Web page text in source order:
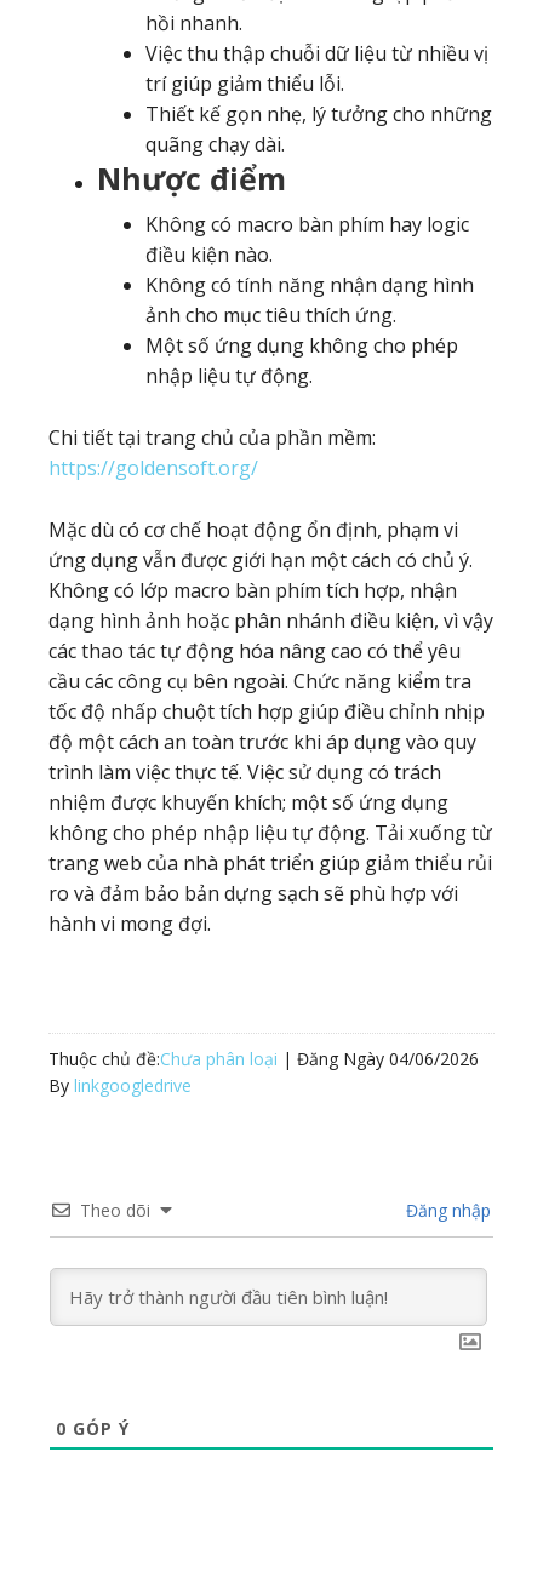
hồi nhanh.
Việc thu thập chuỗi dữ liệu từ nhiều vị
trí giúp giảm thiểu lỗi.
Thiết kế gọn nhẹ, lý tưởng cho những
quãng chạy dài.
Nhược điểm
Không có macro bàn phím hay logic
điều kiện nào.
Không có tính năng nhận dạng hình
ảnh cho mục tiêu thích ứng.
Một số ứng dụng không cho phép
nhập liệu tự động.
Chi tiết tại trang chủ của phần mềm:
https://goldensoft.org/
Mặc dù có cơ chế hoạt động ổn định, phạm vi
ứng dụng vẫn được giới hạn một cách có chủ ý.
Không có lớp macro bàn phím tích hợp, nhận
dạng hình ảnh hoặc phân nhánh điều kiện, vì vậy
các thao tác tự động hóa nâng cao có thể yêu
cầu các công cụ bên ngoài. Chức năng kiểm tra
tốc độ nhấp chuột tích hợp giúp điều chỉnh nhịp
độ một cách an toàn trước khi áp dụng vào quy
trình làm việc thực tế. Việc sử dụng có trách
nhiệm được khuyến khích; một số ứng dụng
không cho phép nhập liệu tự động. Tải xuống từ
trang web của nhà phát triển giúp giảm thiểu rủi
ro và đảm bảo bản dựng sạch sẽ phù hợp với
hành vi mong đợi.
Thuộc chủ đề:Chưa phân loại | Đăng Ngày 04/06/2026
By linkgoogledrive
Theo dõi Đăng nhập
0 GÓP Ý